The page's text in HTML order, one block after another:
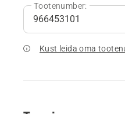
Tootenumber:
Kust leida oma